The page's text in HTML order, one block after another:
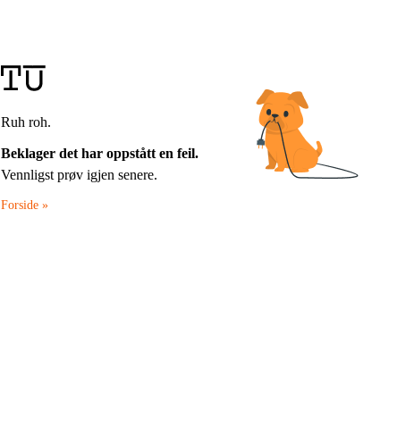
Ruh roh.
Beklager det har oppstått en feil.
Vennligst prøv igjen senere.
Forside »